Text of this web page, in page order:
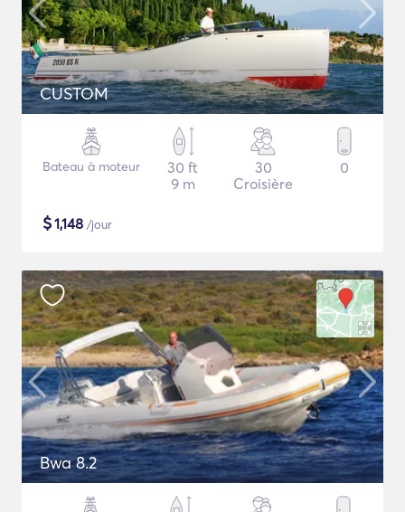
CUSTOM
Bateau à moteur
30 ft
9 m
30
Croisière
0
$1,148 /jour
Bwa 8.2